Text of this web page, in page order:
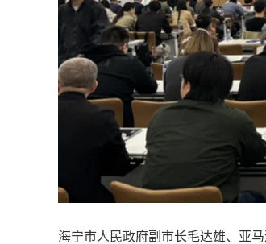
海宁市人民政府副市长毛达雄、亚